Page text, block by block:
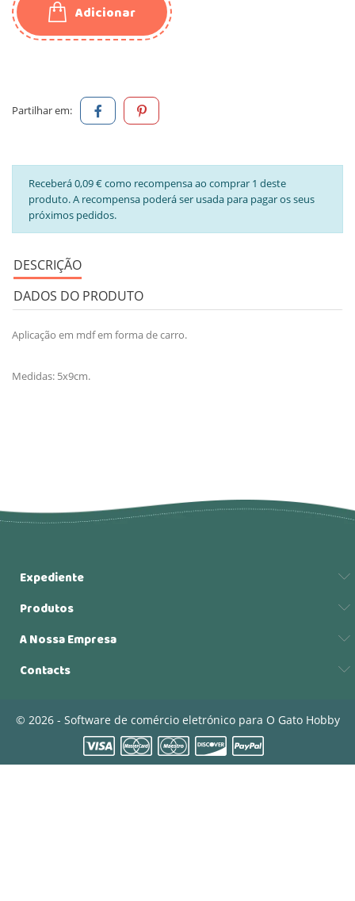
Adicionar
Partilhar em:
Receberá 0,09 € como recompensa ao comprar 1 deste
produto. A recompensa poderá ser usada para pagar os seus
próximos pedidos.
DESCRIÇÃO
DADOS DO PRODUTO
Aplicação em mdf em forma de carro.
Medidas: 5x9cm.
Expediente
Produtos
A Nossa Empresa
Contacts
© 2026 - Software de comércio eletrónico para O Gato Hobby